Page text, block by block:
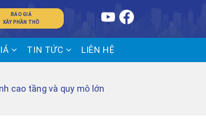
BÁO GIÁ
XÂY PHẦN THÔ
TIN TỨC LIÊN HỆ
cao tầng và quy mô lớn